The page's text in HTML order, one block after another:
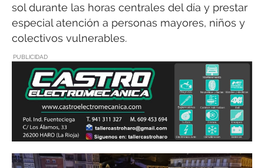
sol durante las horas centrales del día y prestar
especial atención a personas mayores, niños y
colectivos vulnerables.
PUBLICIDAD